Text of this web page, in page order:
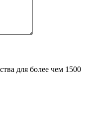
для более чем 1500